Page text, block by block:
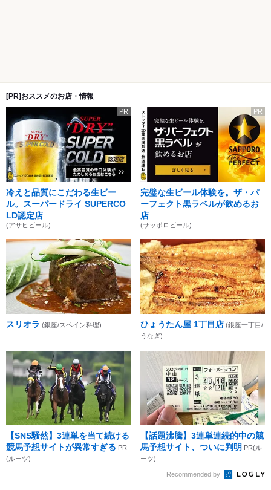
[PR]おススメのお店・情報
PR
冷えと品質にこだわる生ビー
ル。スーパードライ SUPERCO
LD認定店
(アサヒビール)
PR
完璧な生ビール体験を。ザ・パ
ーフェクト黒ラベルが飲めるお
店
(サッポロビール)
スリオラ (銀座/スペイン料理) ひょうたん屋 1丁目店 (銀座一丁目/
うなぎ)
【SNS騒然】3連単を当て続ける
競馬予想サイトが異常すぎる PR
(ルーツ)
【話題沸騰】3連単連続的中の競
馬予想サイト、ついに判明 PR(ル
ーツ)
Recommended by